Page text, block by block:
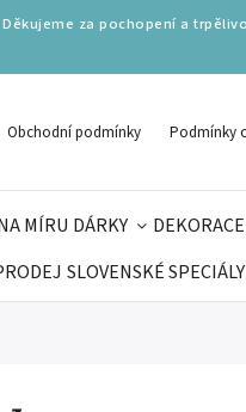
za pochopení a
Obchodní podmínky Podmínky
MÍRU DÁRKY
DEKORACE
SLOVENSKÉ SPECIÁLY